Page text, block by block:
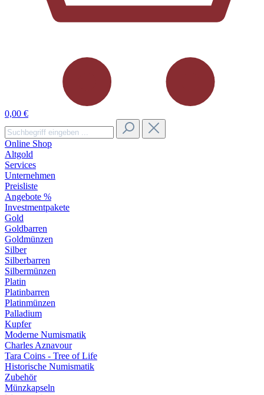
0,00 €
Online Shop
Altgold
Services
Unternehmen
Preisliste
Angebote %
Investmentpakete
Gold
Goldbarren
Goldmünzen
Silber
Silberbarren
Silbermünzen
Platin
Platinbarren
Platinmünzen
Palladium
Kupfer
Moderne Numismatik
Charles Aznavour
Tara Coins - Tree of Life
Historische Numismatik
Zubehör
Münzkapseln